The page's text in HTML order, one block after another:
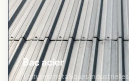
Bac acier
Toitures métalliques industrielles